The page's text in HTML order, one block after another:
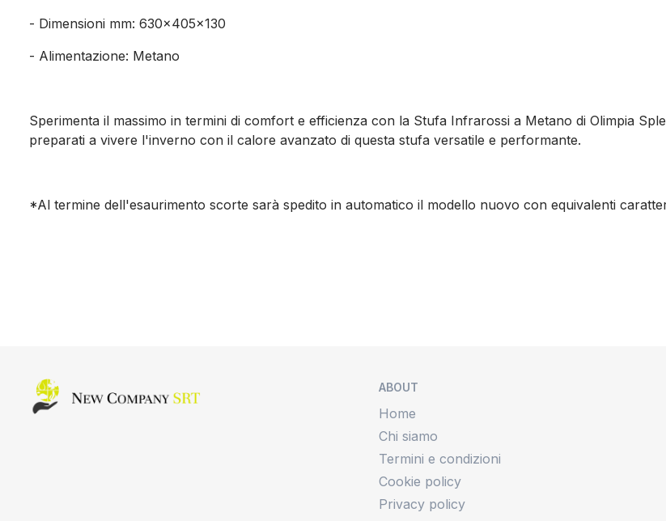
- Dimensioni mm: 630x405x130
- Alimentazione: Metano
Sperimenta il massimo in termini di comfort e efficienza con la Stufa Infrarossi a Metano di Olimpia
preparati a vivere l'inverno con il calore avanzato di questa stufa versatile e performante.
*Al termine dell'esaurimento scorte sarà spedito in automatico il modello nuovo con equivalenti
Home page ABOUT
Home
Chi siamo
Termini e condizioni
Cookie policy
Privacy policy